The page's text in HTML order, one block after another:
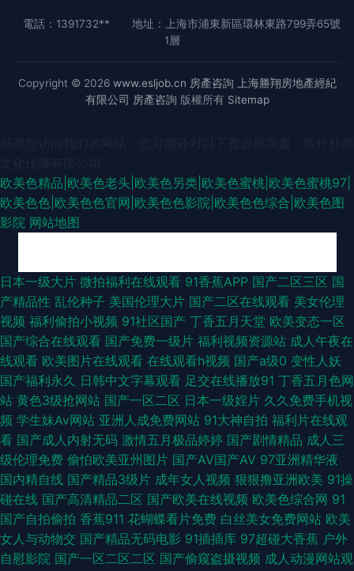
電話：1391732**
地址：上海市浦東新區環林東路799弄65號
1層
Copyright © 2026 www.esljob.cn 房產咨詢
上海勝翔房地產經紀
有限公司 房產咨詢 版權所有 Sitemap
欧美色精品|欧美色老头|欧美色另类|欧美色蜜桃|欧美色蜜桃97|
欧美色色|欧美色色官网|欧美色色影院|欧美色色综合|欧美色图
影院 网站地图
国产妞干网 www97操 久久只有这里有 91黄色仓库 草草婷婷香蕉 成人在线
观看影院 午夜香蕉av影院 肏屄传媒 果冻视频 欧美色图片 五月麻豆传媒 91
视频在线网站 都市激情另类 久久草资源站 精品在线视频91 深夜探花福利 东
京熟无码TV 91色情软件 豆花看片 91午夜 另类欧美 亚州高清色图 国产第页
色中TV日本 三级午夜影院 日韩精品欧美自拍 丝袜性爱aV 欧美性爱首页 人
妻久久精品成人 人妖操伪娘 欧美亚洲 神马午夜福利影院 深夜AV福利 丝袜美
腿自慰 四虎色在天堂 欧美色图另类 久草成人网 精品天天干天天 国产久草香
蕉 91国产夜色猫 91豆花在线看 黄色福利社毛茸茸 内射邻家少妇日韩 日本色
日本一级大片 微拍福利在线观看 91香蕉APP 国产二区三区 国
产精品性 乱伦种子 美国伦理大片 国产二区在线观看 美女伦理
视频 福利偷拍小视频 91社区国产 丁香五月天堂 欧美变态一区
国产综合在线观看 国产免费一级片 福利视频资源站 成人午夜在
线观看 欧美图片在线观看 在线观看h视频 国产a级0 变性人妖
国产福利永久 日韩中文字幕观看 足交在线播放91 丁香五月色网
站 黄色3级抢网站 国产一区二区 日本一级婬片 久久免费手机视
频 学生妹Av网站 亚洲人成免费网站 91大神自拍 福利片在线观
看 国产成人内射无码 激情五月极品婷婷 国产剧情精品 成人三
级伦理免费 偷怕欧美亚州图片 国产AV国产AV 97亚洲精华液
国内精自线 国产精品3级片 成年女人视频 狠狠撸亚洲欧美 91操
碰在线 国产高清精品二区 国产欧美在线视频 欧美色综合网 91
国产自拍偷拍 香蕉911 花蝴蝶看片免费 白丝美女免费网站 欧美
女人与动物交 国产精品无码电影 91插插库 97超碰大香蕉 户外
自慰影院 国产一区二区二区 国产偷窥盗摄视频 成人动漫网站观